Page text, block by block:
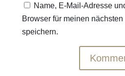
Name, E-Mail-Adresse
Browser für meinen
speichern.